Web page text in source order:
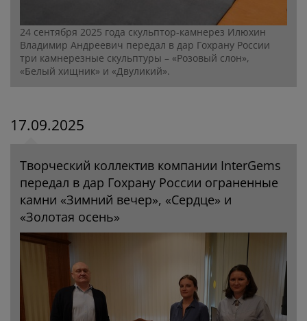
24 сентября 2025 года скульптор-камнерез Илюхин
Владимир Андреевич передал в дар Гохрану России
три камнерезные скульптуры – «Розовый слон»,
«Белый хищник» и «Двуликий».
17.09.2025
Творческий коллектив компании InterGems
передал в дар Гохрану России ограненные
камни «Зимний вечер», «Сердце» и
«Золотая осень»